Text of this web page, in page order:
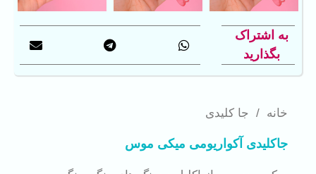
خانه / جا کلیدی
جاکلیدی آکواریومی میکی موس
به اشتراک
بگذارید